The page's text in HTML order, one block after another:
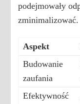
podejmowały
zminimalizować.
Aspekt
Budowanie
zaufania
Efektywność